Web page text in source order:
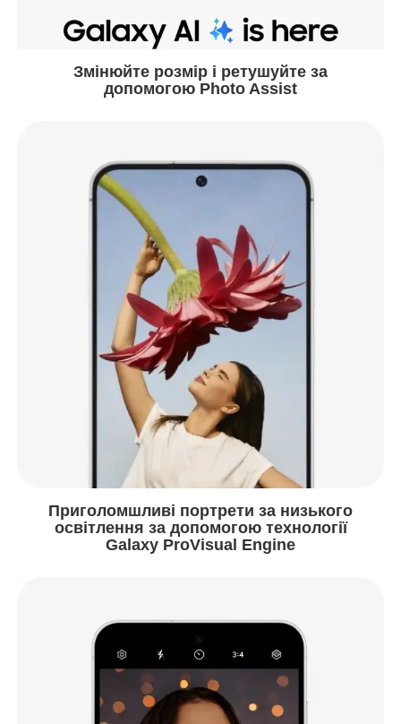
Змінюйте розмір і ретушуйте за
допомогою Photo Assist
Приголомшливі портрети за низького
освітлення за допомогою технології
Galaxy ProVisual Engine